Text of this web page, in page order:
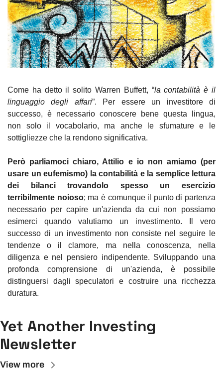
Come ha detto il solito Warren Buffett, “la contabilità è il
linguaggio degli affari”. Per essere un investitore di
successo, è necessario conoscere bene questa lingua,
non solo il vocabolario, ma anche le sfumature e le
sottigliezze che la rendono significativa.
Però parliamoci chiaro, Attilio e io non amiamo (per
usare un eufemismo) la contabilità e la semplice lettura
dei bilanci trovandolo spesso un esercizio
terribilmente noioso; ma è comunque il punto di partenza
necessario per capire un'azienda da cui non possiamo
esimerci quando valutiamo un investimento. Il vero
successo di un investimento non consiste nel seguire le
tendenze o il clamore, ma nella conoscenza, nella
diligenza e nel pensiero indipendente. Sviluppando una
profonda comprensione di un'azienda, è possibile
distinguersi dagli speculatori e costruire una ricchezza
duratura.
Yet Another Investing
Newsletter
View more